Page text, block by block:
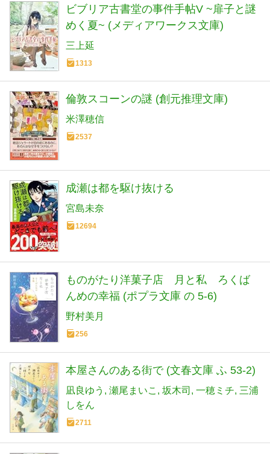
ビブリア古書堂の事件手帖V ~扉子と謎
めく夏~ (メディアワークス文庫)
三上延
1313
倫敦スコーンの謎 (創元推理文庫)
米澤穂信
2537
成瀬は都を駆け抜ける
宮島未奈
12694
ものがたり洋菓子店 月と私 ろくば
んめの幸福 (ポプラ文庫 の 5-6)
野村美月
256
本屋さんのある街で (文春文庫 ふ 53-2)
凪良ゆう 瀬尾まいこ 坂木司 一穂ミチ 三浦
しをん
2711